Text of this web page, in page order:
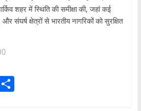
शहर में स्थिति की समीक्षा की, जहां कई
संघर्ष क्षेत्रों से भारतीय नागरिकों को सुरक्षित
S